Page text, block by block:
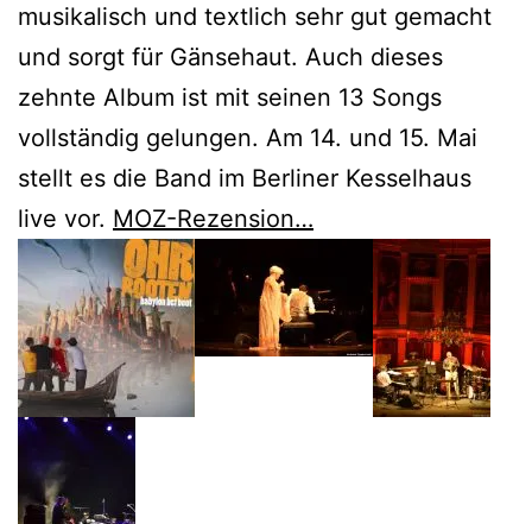
musikalisch und textlich sehr gut gemacht
und sorgt für Gänsehaut. Auch dieses
zehnte Album ist mit seinen 13 Songs
vollständig gelungen. Am 14. und 15. Mai
stellt es die Band im Berliner Kesselhaus
live vor. MOZ-Rezension…